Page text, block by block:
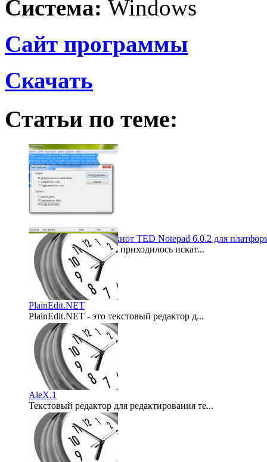
Система: Windows
Сайт программы
Скачать
Статьи по теме:
Альтернативный блокнот TED Notepad 6.0.2 для
Скорее всего, многим приходилось искат...
2012-05-30
PlainEdit.NET
PlainEdit.NET - это текстовый редактор д...
2010-03-28
AleX.1
Текстовый редактор для редактирования те...
2009-04-29